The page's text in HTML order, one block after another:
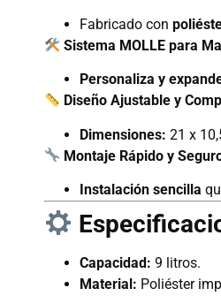
Fabricado con
Sistema MOLLE para
Personaliza y
Diseño Ajustable y
Dimensiones: 21 x
Montaje Rápido y
Instalación sencilla
Capacidad: 9 litros.
Material: Poliéster